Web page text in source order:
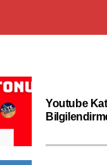
Youtube